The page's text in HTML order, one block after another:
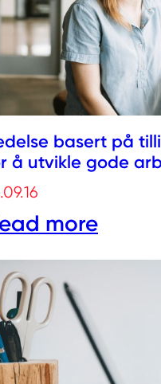
basert på
å utvikle gode
more